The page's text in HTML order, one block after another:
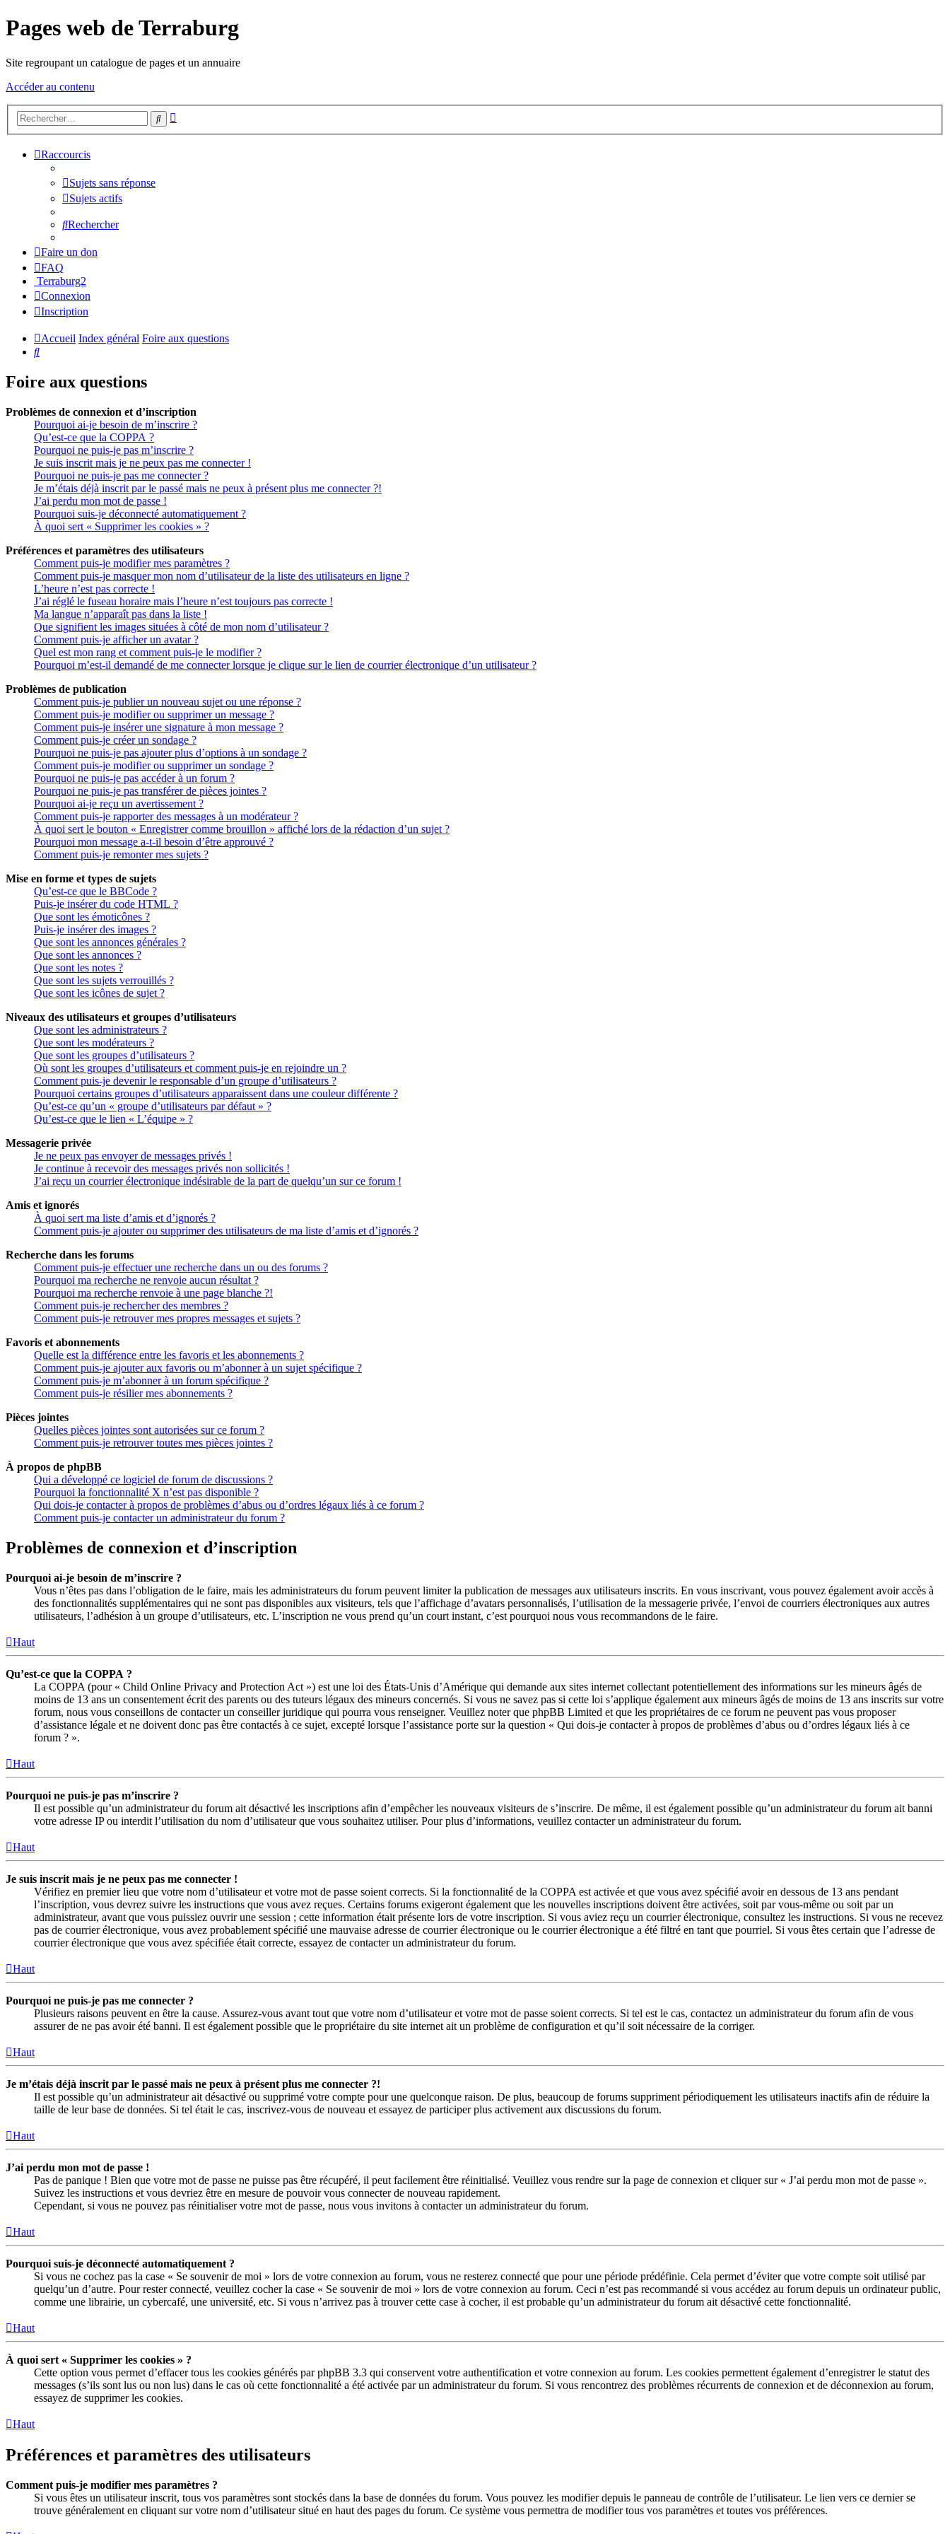
Pages web de Terraburg
Site regroupant un catalogue de pages et un annuaire
Accéder au contenu
Rechercher
Raccourcis
Sujets sans réponse
Sujets actifs
Rechercher
Faire un don
FAQ
Terraburg2
Connexion
Inscription
Accueil Index général Foire aux questions
Rechercher
Foire aux questions
Problèmes de connexion et d’inscription
Pourquoi ai-je besoin de m’inscrire ?
Qu’est-ce que la COPPA ?
Pourquoi ne puis-je pas m’inscrire ?
Je suis inscrit mais je ne peux pas me connecter !
Pourquoi ne puis-je pas me connecter ?
Je m’étais déjà inscrit par le passé mais ne peux à présent plus me connecter ?!
J’ai perdu mon mot de passe !
Pourquoi suis-je déconnecté automatiquement ?
À quoi sert « Supprimer les cookies » ?
Préférences et paramètres des utilisateurs
Comment puis-je modifier mes paramètres ?
Comment puis-je masquer mon nom d’utilisateur de la liste des utilisateurs en ligne ?
L’heure n’est pas correcte !
J’ai réglé le fuseau horaire mais l’heure n’est toujours pas correcte !
Ma langue n’apparaît pas dans la liste !
Que signifient les images situées à côté de mon nom d’utilisateur ?
Comment puis-je afficher un avatar ?
Quel est mon rang et comment puis-je le modifier ?
Pourquoi m’est-il demandé de me connecter lorsque je clique sur le lien de courrier électronique d’un utilisateur ?
Problèmes de publication
Comment puis-je publier un nouveau sujet ou une réponse ?
Comment puis-je modifier ou supprimer un message ?
Comment puis-je insérer une signature à mon message ?
Comment puis-je créer un sondage ?
Pourquoi ne puis-je pas ajouter plus d’options à un sondage ?
Comment puis-je modifier ou supprimer un sondage ?
Pourquoi ne puis-je pas accéder à un forum ?
Pourquoi ne puis-je pas transférer de pièces jointes ?
Pourquoi ai-je reçu un avertissement ?
Comment puis-je rapporter des messages à un modérateur ?
À quoi sert le bouton « Enregistrer comme brouillon » affiché lors de la rédaction d’un sujet ?
Pourquoi mon message a-t-il besoin d’être approuvé ?
Comment puis-je remonter mes sujets ?
Mise en forme et types de sujets
Qu’est-ce que le BBCode ?
Puis-je insérer du code HTML ?
Que sont les émoticônes ?
Puis-je insérer des images ?
Que sont les annonces générales ?
Que sont les annonces ?
Que sont les notes ?
Que sont les sujets verrouillés ?
Que sont les icônes de sujet ?
Niveaux des utilisateurs et groupes d’utilisateurs
Que sont les administrateurs ?
Que sont les modérateurs ?
Que sont les groupes d’utilisateurs ?
Où sont les groupes d’utilisateurs et comment puis-je en rejoindre un ?
Comment puis-je devenir le responsable d’un groupe d’utilisateurs ?
Pourquoi certains groupes d’utilisateurs apparaissent dans une couleur différente ?
Qu’est-ce qu’un « groupe d’utilisateurs par défaut » ?
Qu’est-ce que le lien « L’équipe » ?
Messagerie privée
Je ne peux pas envoyer de messages privés !
Je continue à recevoir des messages privés non sollicités !
J’ai reçu un courrier électronique indésirable de la part de quelqu’un sur ce forum !
Amis et ignorés
À quoi sert ma liste d’amis et d’ignorés ?
Comment puis-je ajouter ou supprimer des utilisateurs de ma liste d’amis et d’ignorés ?
Recherche dans les forums
Comment puis-je effectuer une recherche dans un ou des forums ?
Pourquoi ma recherche ne renvoie aucun résultat ?
Pourquoi ma recherche renvoie à une page blanche ?!
Comment puis-je rechercher des membres ?
Comment puis-je retrouver mes propres messages et sujets ?
Favoris et abonnements
Quelle est la différence entre les favoris et les abonnements ?
Comment puis-je ajouter aux favoris ou m’abonner à un sujet spécifique ?
Comment puis-je m’abonner à un forum spécifique ?
Comment puis-je résilier mes abonnements ?
Pièces jointes
Quelles pièces jointes sont autorisées sur ce forum ?
Comment puis-je retrouver toutes mes pièces jointes ?
À propos de phpBB
Qui a développé ce logiciel de forum de discussions ?
Pourquoi la fonctionnalité X n’est pas disponible ?
Qui dois-je contacter à propos de problèmes d’abus ou d’ordres légaux liés à ce forum ?
Comment puis-je contacter un administrateur du forum ?
Problèmes de connexion et d’inscription
Pourquoi ai-je besoin de m’inscrire ?
Vous n’êtes pas dans l’obligation de le faire, mais les administrateurs du forum peuvent limiter la publication de messages aux utilisateurs inscrits. En vous inscrivant, vous pouvez également avoir accès à
des fonctionnalités supplémentaires qui ne sont pas disponibles aux visiteurs, tels que l’affichage d’avatars personnalisés, l’utilisation de la messagerie privée, l’envoi de courriers électroniques aux autres
utilisateurs, l’adhésion à un groupe d’utilisateurs, etc. L’inscription ne vous prend qu’un court instant, c’est pourquoi nous vous recommandons de le faire.
Haut
Qu’est-ce que la COPPA ?
La COPPA (pour « Child Online Privacy and Protection Act ») est une loi des États-Unis d’Amérique qui demande aux sites internet collectant potentiellement des informations sur les mineurs âgés de
moins de 13 ans un consentement écrit des parents ou des tuteurs légaux des mineurs concernés. Si vous ne savez pas si cette loi s’applique également aux mineurs âgés de moins de 13 ans inscrits sur votre
forum, nous vous conseillons de contacter un conseiller juridique qui pourra vous renseigner. Veuillez noter que phpBB Limited et que les propriétaires de ce forum ne peuvent pas vous proposer
d’assistance légale et ne doivent donc pas être contactés à ce sujet, excepté lorsque l’assistance porte sur la question « Qui dois-je contacter à propos de problèmes d’abus ou d’ordres légaux liés à ce
forum ? ».
Haut
Pourquoi ne puis-je pas m’inscrire ?
Il est possible qu’un administrateur du forum ait désactivé les inscriptions afin d’empêcher les nouveaux visiteurs de s’inscrire. De même, il est également possible qu’un administrateur du forum ait banni
votre adresse IP ou interdit l’utilisation du nom d’utilisateur que vous souhaitez utiliser. Pour plus d’informations, veuillez contacter un administrateur du forum.
Haut
Je suis inscrit mais je ne peux pas me connecter !
Vérifiez en premier lieu que votre nom d’utilisateur et votre mot de passe soient corrects. Si la fonctionnalité de la COPPA est activée et que vous avez spécifié avoir en dessous de 13 ans pendant
l’inscription, vous devrez suivre les instructions que vous avez reçues. Certains forums exigeront également que les nouvelles inscriptions doivent être activées, soit par vous-même ou soit par un
administrateur, avant que vous puissiez ouvrir une session ; cette information était présente lors de votre inscription. Si vous aviez reçu un courrier électronique, consultez les instructions. Si vous ne recevez
pas de courrier électronique, vous avez probablement spécifié une mauvaise adresse de courrier électronique ou le courrier électronique a été filtré en tant que pourriel. Si vous êtes certain que l’adresse de
courrier électronique que vous avez spécifiée était correcte, essayez de contacter un administrateur du forum.
Haut
Pourquoi ne puis-je pas me connecter ?
Plusieurs raisons peuvent en être la cause. Assurez-vous avant tout que votre nom d’utilisateur et votre mot de passe soient corrects. Si tel est le cas, contactez un administrateur du forum afin de vous
assurer de ne pas avoir été banni. Il est également possible que le propriétaire du site internet ait un problème de configuration et qu’il soit nécessaire de la corriger.
Haut
Je m’étais déjà inscrit par le passé mais ne peux à présent plus me connecter ?!
Il est possible qu’un administrateur ait désactivé ou supprimé votre compte pour une quelconque raison. De plus, beaucoup de forums suppriment périodiquement les utilisateurs inactifs afin de réduire la
taille de leur base de données. Si tel était le cas, inscrivez-vous de nouveau et essayez de participer plus activement aux discussions du forum.
Haut
J’ai perdu mon mot de passe !
Pas de panique ! Bien que votre mot de passe ne puisse pas être récupéré, il peut facilement être réinitialisé. Veuillez vous rendre sur la page de connexion et cliquer sur « J’ai perdu mon mot de passe ».
Suivez les instructions et vous devriez être en mesure de pouvoir vous connecter de nouveau rapidement.
Cependant, si vous ne pouvez pas réinitialiser votre mot de passe, nous vous invitons à contacter un administrateur du forum.
Haut
Pourquoi suis-je déconnecté automatiquement ?
Si vous ne cochez pas la case « Se souvenir de moi » lors de votre connexion au forum, vous ne resterez connecté que pour une période prédéfinie. Cela permet d’éviter que votre compte soit utilisé par
quelqu’un d’autre. Pour rester connecté, veuillez cocher la case « Se souvenir de moi » lors de votre connexion au forum. Ceci n’est pas recommandé si vous accédez au forum depuis un ordinateur public,
comme une librairie, un cybercafé, une université, etc. Si vous n’arrivez pas à trouver cette case à cocher, il est probable qu’un administrateur du forum ait désactivé cette fonctionnalité.
Haut
À quoi sert « Supprimer les cookies » ?
Cette option vous permet d’effacer tous les cookies générés par phpBB 3.3 qui conservent votre authentification et votre connexion au forum. Les cookies permettent également d’enregistrer le statut des
messages (s’ils sont lus ou non lus) dans le cas où cette fonctionnalité a été activée par un administrateur du forum. Si vous rencontrez des problèmes récurrents de connexion et de déconnexion au forum,
essayez de supprimer les cookies.
Haut
Préférences et paramètres des utilisateurs
Comment puis-je modifier mes paramètres ?
Si vous êtes un utilisateur inscrit, tous vos paramètres sont stockés dans la base de données du forum. Vous pouvez les modifier depuis le panneau de contrôle de l’utilisateur. Le lien vers ce dernier se
trouve généralement en cliquant sur votre nom d’utilisateur situé en haut des pages du forum. Ce système vous permettra de modifier tous vos paramètres et toutes vos préférences.